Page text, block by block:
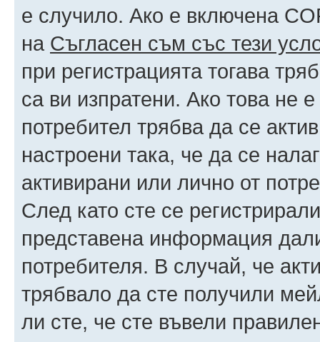
е случило. Ако е включена
на Съгласен съм със тези
при регистрацията тогава
са ви изпратени. Ако това не
потребител трябва да се
настроени така, че да се
активирани или лично от
След като сте се
представена информация
потребителя. В случай, че
трябвало да сте получили
ли сте, че сте въвели